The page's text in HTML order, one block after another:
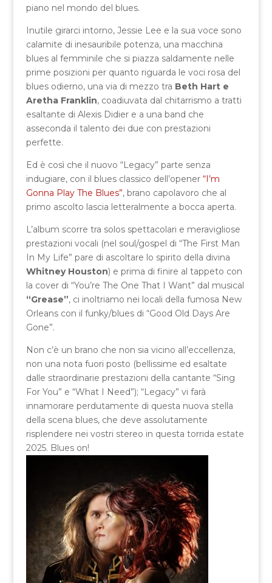
piano nel mondo del blues.
Inutile girarci intorno, Jessie Lee e la sua voce sono
calamite di inesauribile potenza, una macchina
blues al femminile che si piazza saldamente nelle
prime posizioni per quanto riguarda le voci rosa del
blues odierno, una via di mezzo tra Beth Hart e
Aretha Franklin, coadiuvata dal chitarrismo a tratti
esaltante di Alexis Didier e a una band che
asseconda il talento dei due con prestazioni
perfette.
Ed è così che il nuovo “Legacy” parte senza
indugiare, con il blues classico dell’opener “I’m
Gonna Play The Blues”, brano capolavoro che al
primo ascolto lascia letteralmente a bocca aperta.
L’album scorre tra solos spettacolari e meravigliose
prestazioni vocali (nel soul/gospel di “The First Man
In My Life” pare di ascoltare lo spirito della divina
Whitney Houston) e prima di finire al tappeto con
la cover di “You’re The One That I Want” dal musical
“Grease”, ci inoltriamo nei locali della fumosa New
Orleans con il funky/blues di “Good Old Days Are
Gone”.
Non c’è un brano che non sia vicino all’eccellenza,
non una nota fuori posto (bellissime ed esaltate
dalle straordinarie prestazioni della cantante “Sing
For You” e “What I Need”); “Legacy” vi farà
innamorare perdutamente di questa nuova stella
della scena blues, che deve assolutamente
risplendere nei vostri stereo in questa torrida estate
2025. Blues on!